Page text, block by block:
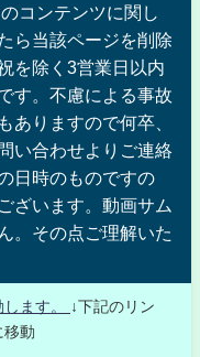
コンテンツに関し
ら当該ページを削除
を除く3営業日以内
す。不慮による事故
ありますので何卒、
い合わせよりご連絡
日時のものですの
ざいます。動画サム
。その点ご理解いた
ます。
↓下記のリン
移動